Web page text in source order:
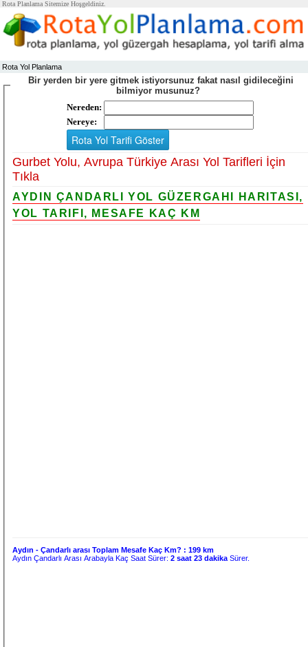
Rota Planlama Sitemize Hoşgeldiniz.
Rota Yol Planlama
Bir yerden bir yere gitmek istiyorsunuz fakat nasıl gidileceğini
bilmiyor musunuz?
Nereden:
Nereye:
Gurbet Yolu, Avrupa Türkiye Arası Yol Tarifleri İçin
Tıkla
AYDIN ÇANDARLI YOL GÜZERGAHI HARITASI,
YOL TARIFI, MESAFE KAÇ KM
Aydın - Çandarlı arası Toplam Mesafe Kaç Km? :199 km
Aydın Çandarlı Arası Arabayla Kaç Saat Sürer:2 saat 23 dakika Sürer.